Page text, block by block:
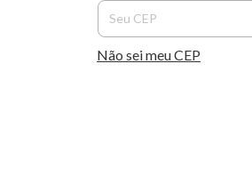
Não sei meu CEP